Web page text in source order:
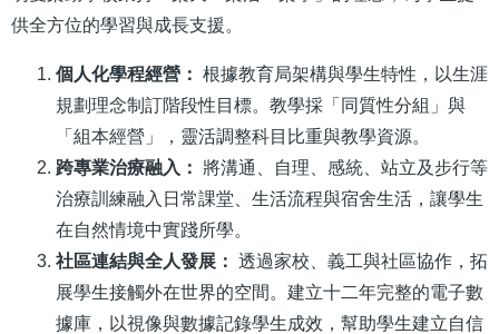
結
供全方位的學習與成長支援。
個人化學程經營： 根據教育局架構與學生特性，以生涯
規劃理念制訂階段性目標。教學採「同質性分組」與
「組本經營」，靈活調整科目比重與教學資源。
跨專業治療融入：
將溝通、自理、感統、站立及步行等
治療訓練融入日常課堂、生活流程與宿舍生活，讓學生
在自然情境中實踐所學。
社區連結與全人發展： 透過家校、義工與社區協作，拓
展學生接觸外在世界的空間。建立十二年完整的電子數
據庫，以視像與數據記錄學生成效，幫助學生建立自信